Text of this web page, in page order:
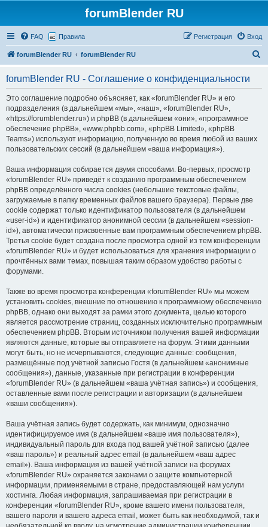
forumBlender RU
FAQ Правила Вход
Регистрация
forumBlender RU forumBlender RU
forumBlender RU - Соглашение о конфиденциальности
Это соглашение подробно объясняет, как «forumBlender RU» и его
подразделения (в дальнейшем «мы», «наш», «forumBlender RU»,
«https://forumblender.ru») и phpBB (в дальнейшем «они», «программное
обеспечение phpBB», «www.phpbb.com», «phpBB Limited», «phpBB
Teams») используют информацию, полученную во время любой из ваших
пользовательских сессий (в дальнейшем «ваша информация»).
Ваша информация собирается двумя способами. Во-первых, просмотр
«forumBlender RU» приведёт к созданию программным обеспечением
phpBB определённого числа cookies (небольшие текстовые файлы,
загружаемые в папку временных файлов вашего браузера). Первые две
cookie содержат только идентификатор пользователя (в дальнейшем
«user-id») и идентификатор анонимной сессии (в дальнейшем «session-
id»), автоматически присвоенные вам программным обеспечением phpBB.
Третья cookie будет создана после просмотра одной из тем конференции
«forumBlender RU» и будет использоваться для хранения информации о
прочтённых вами темах, повышая таким образом удобство работы с
форумами.
Также во время просмотра конференции «forumBlender RU» мы можем
установить cookies, внешние по отношению к программному обеспечению
phpBB, однако они выходят за рамки этого документа, целью которого
является рассмотрение страниц, созданных исключительно программным
обеспечением phpBB. Вторым источником получения вашей информации
являются данные, которые вы отправляете на форум. Этими данными
могут быть, но не исчерпываются, следующие данные: сообщения,
размещённые под учётной записью Гостя (в дальнейшем «анонимные
сообщения»), данные, указанные при регистрации в конференции
«forumBlender RU» (в дальнейшем «ваша учётная запись») и сообщения,
оставленные вами после регистрации и авторизации (в дальнейшем
«ваши сообщения»).
Ваша учётная запись будет содержать, как минимум, однозначно
идентифицируемое имя (в дальнейшем «ваше имя пользователя»),
индивидуальный пароль для входа под вашей учётной записью (далее
«ваш пароль») и реальный адрес email (в дальнейшем «ваш адрес
email»). Ваша информация из вашей учётной записи на форумах
«forumBlender RU» охраняется законами о защите компьютерной
информации, применяемыми в стране, предоставляющей нам услуги
хостинга. Любая информация, запрашиваемая при регистрации в
конференции «forumBlender RU», кроме вашего имени пользователя,
вашего пароля и вашего адреса email, может быть как необходимой, так и